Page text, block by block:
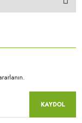
KAYDOL